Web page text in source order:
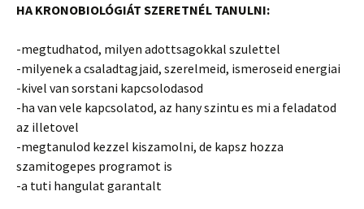
HA KRONOBIOLÓGIÁT SZERETNÉL TANULNI:
-megtudhatod, milyen adottsagokkal szulettel
-milyeneka csaladtagjaid, szerelmeid, ismeroseid energiai
-kivel van sorstani kapcsolodasod
-ha van vele kapcsolatod, az hany szintu es mi a feladatod
az illetovel
-megtanulod kezzel kiszamolni, de kapsz hozza
szamitogepes programot is
-a tuti hangulat garantalt